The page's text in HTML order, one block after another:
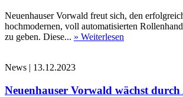
Neuenhauser Vorwald freut sich, den
hochmodernen, voll automatisierten
zu geben. Diese... » Weiterlesen
News | 13.12.2023
Neuenhauser Vorwald wächst